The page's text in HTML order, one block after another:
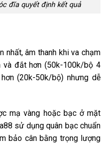
đĩa quyết định kết quả
nhất, âm thanh khi va chạm
và đắt hơn (50k-100k/bộ 4
hơn (20k-50k/bộ) nhưng dễ
mạ vàng hoặc bạc ở mặt
sử dụng quân bạc chuẩn
bảo cân bằng trọng lượng